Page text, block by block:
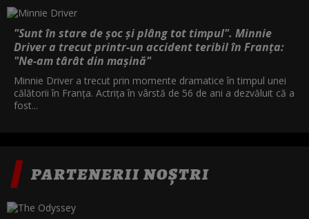
"Sunt în stare de șoc și plâng tot timpul". Minnie
Driver a trecut printr-un accident teribil în Franța:
"Ne-am târât din mașină"
Minnie Driver a trecut prin momente dramatice în timpul unei
călătorii în Franța. Actrița în vârstă de 56 de ani a dezvăluit că a
fost...
PARTENERII NOȘTRI